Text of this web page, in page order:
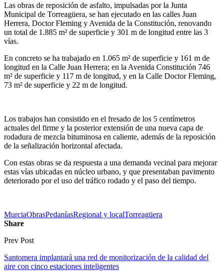
Las obras de reposición de asfalto, impulsadas por la Junta
Municipal de Torreagüera, se han ejecutado en las calles Juan
Herrera, Doctor Fleming y Avenida de la Constitución, renovando
un total de 1.885 m² de superficie y 301 m de longitud entre las 3
vías.
En concreto se ha trabajado en 1.065 m² de superficie y 161 m de
longitud en la Calle Juan Herrera; en la Avenida Constitución 746
m² de superficie y 117 m de longitud, y en la Calle Doctor Fleming,
73 m² de superficie y 22 m de longitud.
Los trabajos han consistido en el fresado de los 5 centímetros
actuales del firme y la posterior extensión de una nueva capa de
rodadura de mezcla bituminosa en caliente, además de la reposición
de la señalización horizontal afectada.
Con estas obras se da respuesta a una demanda vecinal para mejorar
estas vías ubicadas en núcleo urbano, y que presentaban pavimento
deteriorado por el uso del tráfico rodado y el paso del tiempo.
MurciaObrasPedaníasRegional y localTorreagüera
Share
Prev Post
Santomera implantará una red de monitorización de la calidad del
aire con cinco estaciones inteligentes